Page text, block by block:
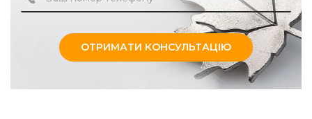
ОТРИМАТИ КОНСУЛЬТАЦІЮ